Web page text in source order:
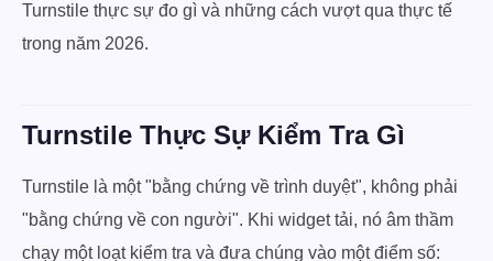
Turnstile thực sự đo gì và những cách vượt qua thực tế
trong năm 2026.
Turnstile Thực Sự Kiểm Tra Gì
Turnstile là một "bằng chứng về trình duyệt", không phải
"bằng chứng về con người". Khi widget tải, nó âm thầm
chạy một loạt kiểm tra và đưa chúng vào một điểm số: